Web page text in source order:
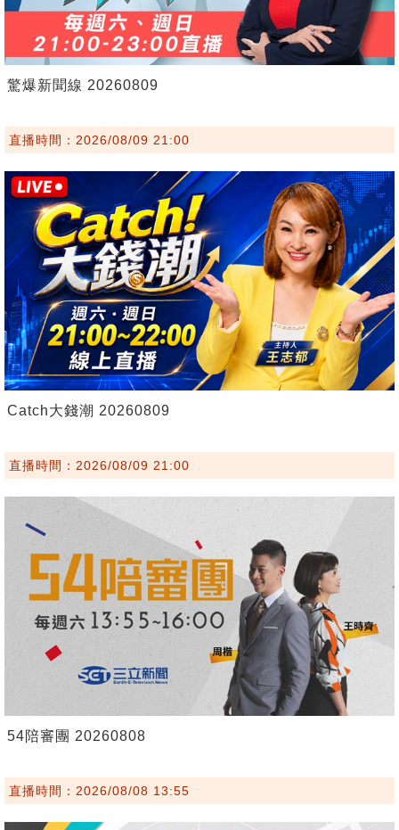
驚爆新聞線 20260809
直播時間：2026/08/09 21:00
Catch大錢潮 20260809
直播時間：2026/08/09 21:00
54陪審團 20260808
直播時間：2026/08/08 13:55